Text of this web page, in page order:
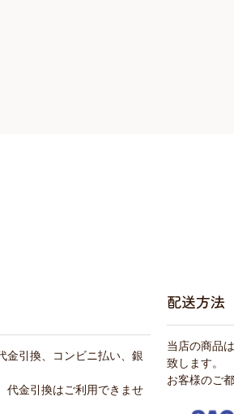
金引換、コンビニ払い、銀
代金引換はご利用できませ
配送方法
当店の商品
致します。
お客様のご